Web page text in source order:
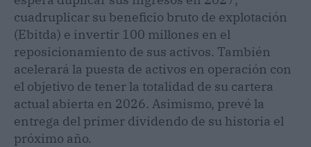
cuadruplicar su beneficio bruto de explotación
(Ebitda) e invertir 100 millones en el
reposicionamiento de sus activos. También
acelerará la puesta de activos en operación con
el objetivo de tener la totalidad de su cartera
actual abierta en 2026. Asimismo, prevé la
entrega del primer dividendo de su historia el
próximo año.